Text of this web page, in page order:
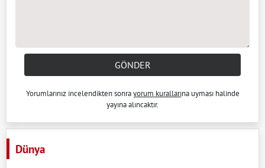
GÖNDER
Yorumlarınız incelendikten sonrayorum kurallarına uyması halinde
yayına alıncaktır.
Dünya